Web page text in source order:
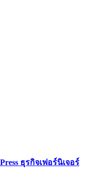
ธุรกิจเฟอร์นิเจอร์